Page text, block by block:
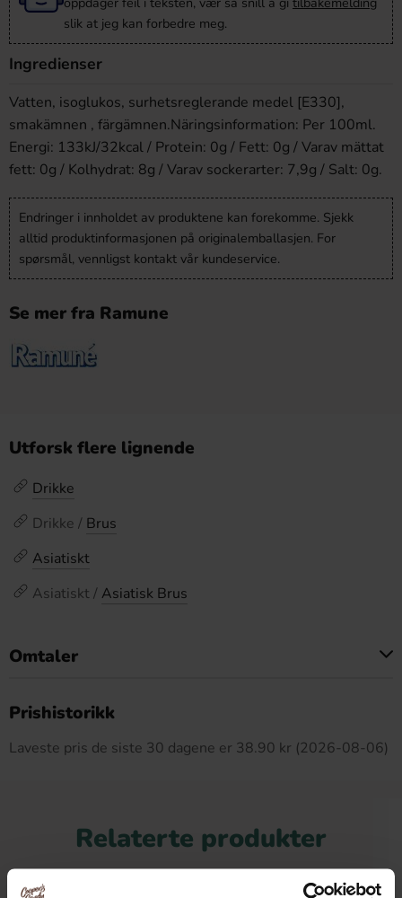
slik at jeg kan forbedre meg.
Ingredienser
Vatten, isoglukos, surhetsreglerande medel [E330],
smakämnen , färgämnen.Näringsinformation: Per 100ml.
Energi: 133kJ/32kcal / Protein: 0g / Fett: 0g / Varav mättat
fett: 0g / Kolhydrat: 8g / Varav sockerarter: 7,9g / Salt: 0g.
Endringer i innholdet av produktene kan forekomme. Sjekk
alltid produktinformasjonen på originalemballasjen. For
spørsmål, vennligst kontakt vår kundeservice.
Se mer fra Ramune
Utforsk flere lignende
Drikke
Drikke / Brus
Asiatiskt
Asiatiskt / Asiatisk Brus
Omtaler
Prishistorikk
Laveste pris de siste 30 dagene er 38.90 kr (2026-08-06)
Relaterte produkter